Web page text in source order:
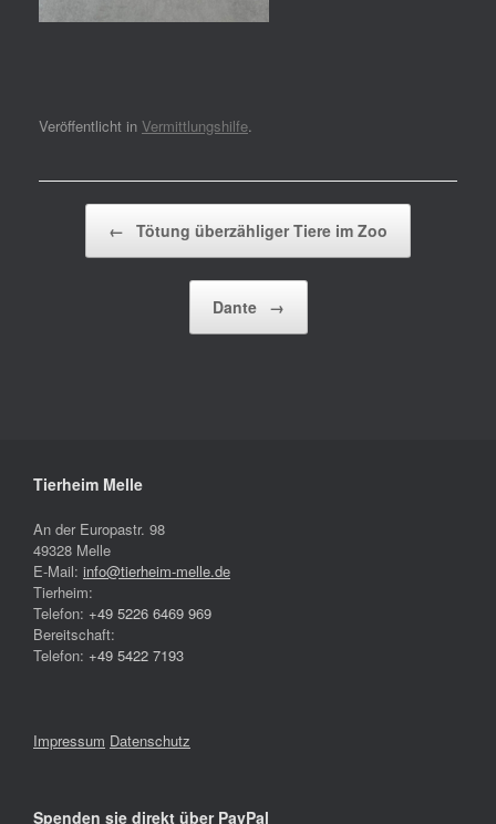
Veröffentlicht in Vermittlungshilfe.
← Tötung überzähliger Tiere im Zoo
Dante →
Tierheim Melle
An der Europastr. 98
49328 Melle
E-Mail: info@tierheim-melle.de
Tierheim:
Telefon: +49 5226 6469 969
Bereitschaft:
Telefon: +49 5422 7193
Impressum Datenschutz
Spenden sie direkt über PayPal